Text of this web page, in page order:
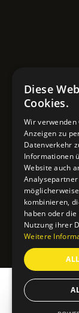
Diese
Cookies.
Wir verwenden
Anzeigen zu
Datenverkehr
Informationen
Website auch
kombinieren,
haben oder
Nutzung ihrer
Weitere